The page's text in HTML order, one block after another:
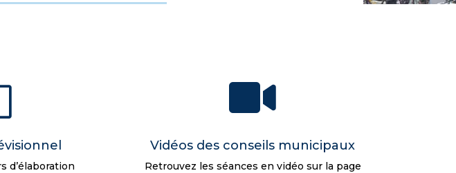
d’élaboration

Vidéos des conseils municipaux
Retrouvez les séances en vidéo sur la page